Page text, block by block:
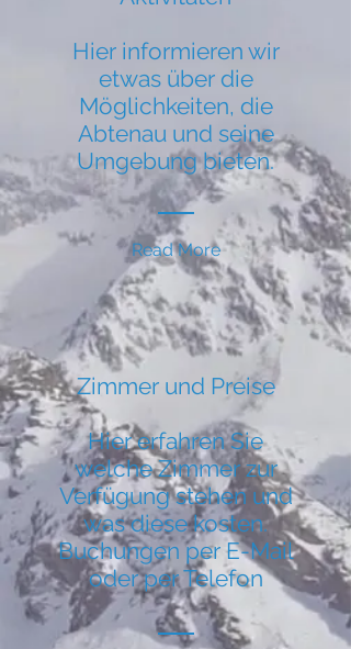
Zimmer und Preise
Hier erfahren Sie
welche Zimmer zur
Verfügung stehen und
was diese kosten.
Buchungen per E-Mail
oder per Telefon
Hier informieren wir
etwas über die
Möglichkeiten, die
Abtenau und seine
Umgebung bieten.
Read More